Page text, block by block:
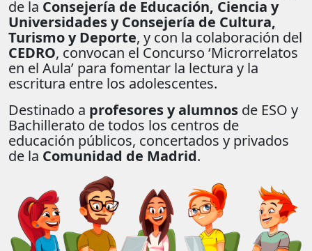
de la Consejería de Educación, Ciencia y
Universidades y Consejería de Cultura,
Turismo y Deporte, y con la colaboración del
CEDRO, convocan el Concurso ‘Microrrelatos
en el Aula’ para fomentar la lectura y la
escritura entre los adolescentes.
Destinado a profesores y alumnos de ESO y
Bachillerato de todos los centros de
educación públicos, concertados y privados
de la Comunidad de Madrid.